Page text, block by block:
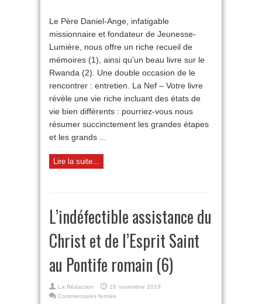
pour
Dieu
la
mission
Le Père Daniel-Ange, infatigable
missionnaire et fondateur de Jeunesse-
Lumière, nous offre un riche recueil de
mémoires (1), ainsi qu’un beau livre sur le
Rwanda (2). Une double occasion de le
rencontrer : entretien. La Nef – Votre livre
révèle une vie riche incluant des états de
vie bien différents : pourriez-vous nous
résumer succinctement les grandes étapes
et les grands ...
Lire la suite...
L’indéfectible assistance du
Christ et de l’Esprit Saint
au Pontife romain (6)
La Rédaction
16 novembre 2019
Commentaires ferméssur